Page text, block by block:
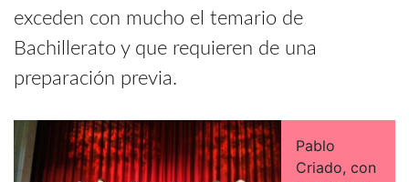
exceden con mucho el temario de
Bachillerato y que requieren de una
preparación previa.
Pablo
Criado, con